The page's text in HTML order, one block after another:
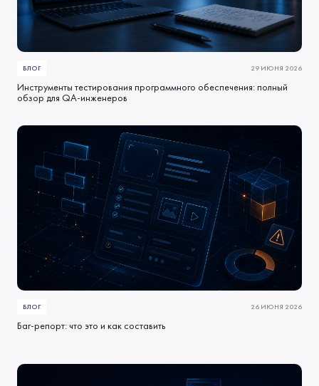
БЛОГ 29 ИЮНЯ 2026
Инструменты тестирования программного обеспечения: полный
обзор для QA-инженеров
БЛОГ 26 ИЮНЯ 2026
Баг-репорт: что это и как составить